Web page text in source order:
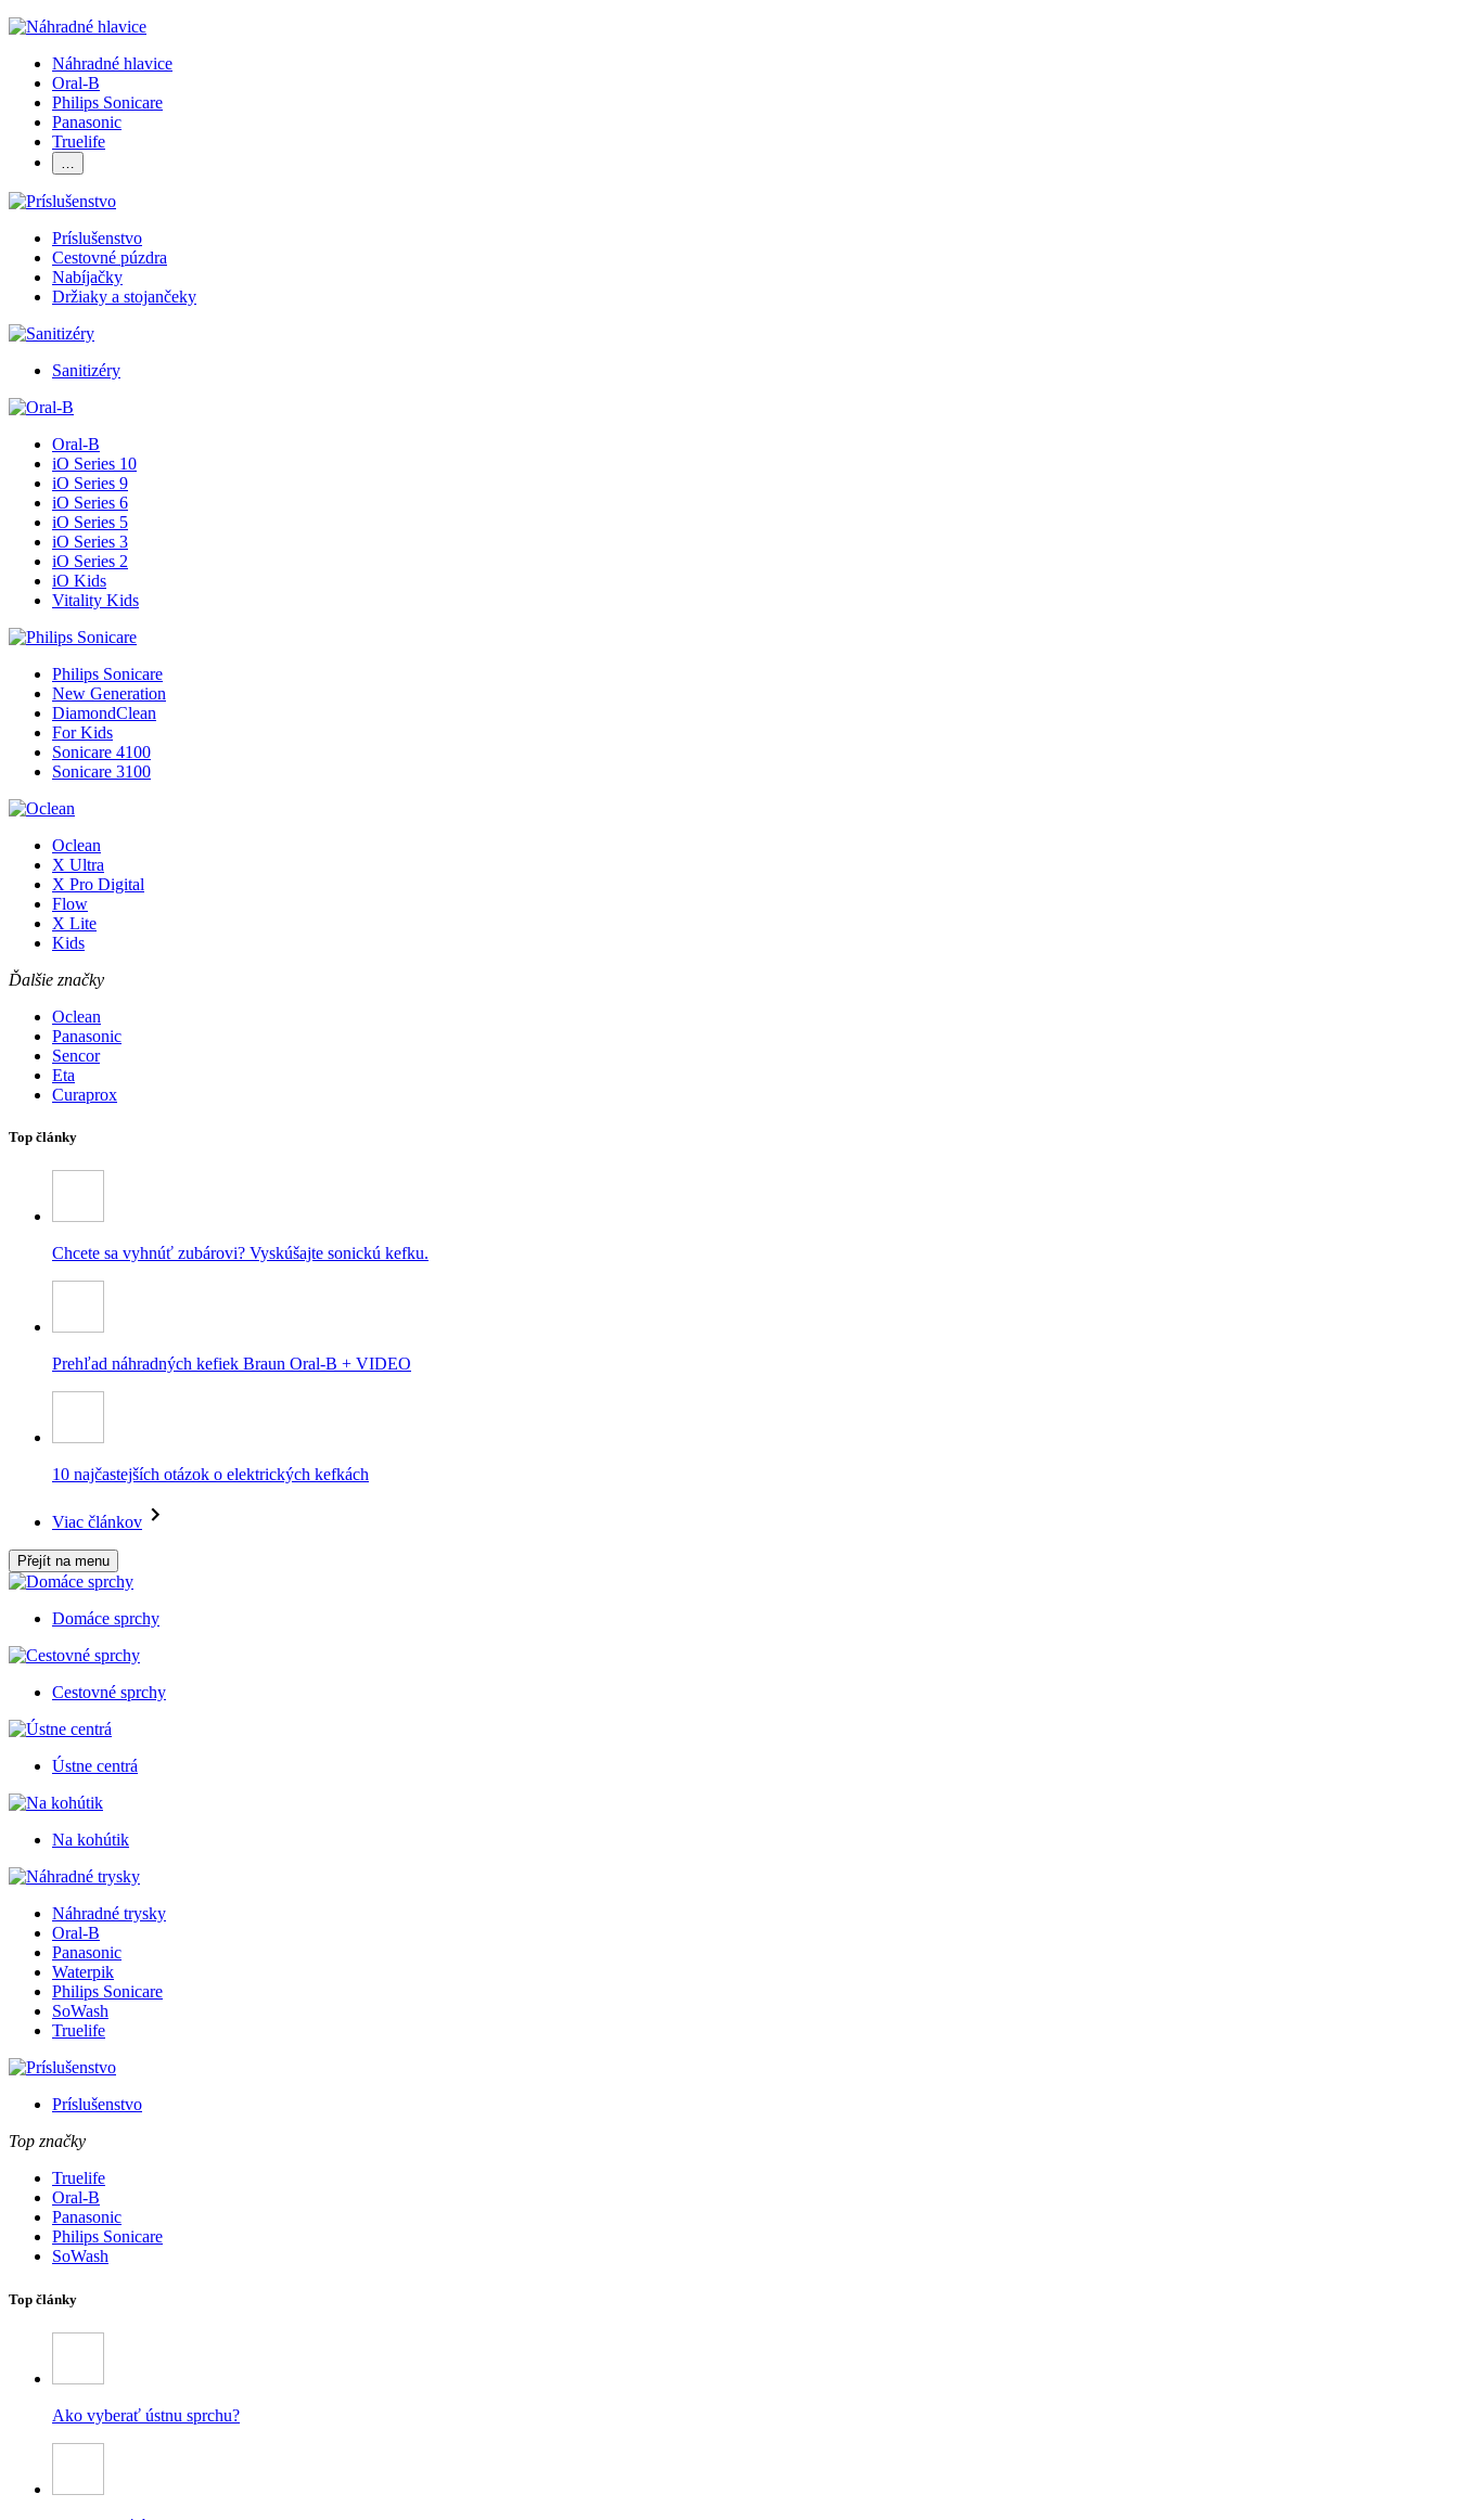
Náhradné hlavice
Oral-B
Philips Sonicare
Panasonic
Truelife
…
Príslušenstvo
Cestovné púzdra
Nabíjačky
Držiaky a stojančeky
Sanitizéry
Oral-B
iO Series 10
iO Series 9
iO Series 6
iO Series 5
iO Series 3
iO Series 2
iO Kids
Vitality Kids
Philips Sonicare
New Generation
DiamondClean
For Kids
Sonicare 4100
Sonicare 3100
Oclean
X Ultra
X Pro Digital
Flow
X Lite
Kids
Ďalšie značky
Oclean
Panasonic
Sencor
Eta
Curaprox
Top články
Chcete sa vyhnúť zubárovi? Vyskúšajte sonickú kefku.
Prehľad náhradných kefiek Braun Oral-B + VIDEO
10 najčastejších otázok o elektrických kefkách
Viac článkov
Přejít na menu
Domáce sprchy
Cestovné sprchy
Ústne centrá
Na kohútik
Náhradné trysky
Oral-B
Panasonic
Waterpik
Philips Sonicare
SoWash
Truelife
Príslušenstvo
Top značky
Truelife
Oral-B
Panasonic
Philips Sonicare
SoWash
Top články
Ako vyberať ústnu sprchu?